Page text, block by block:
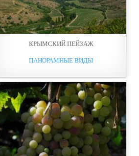
КРЫМСКИЙ ПЕЙЗАЖ
ПАНОРАМНЫЕ ВИДЫ